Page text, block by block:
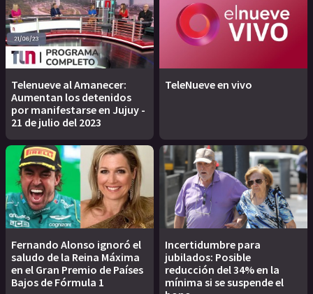
Telenueve al Amanecer:
Aumentan los detenidos
por manifestarse en Jujuy -
21 de julio del 2023
TeleNueve en vivo
Fernando Alonso ignoró el
saludo de la Reina Máxima
en el Gran Premio de Países
Bajos de Fórmula 1
Incertidumbre para
jubilados: Posible
reducción del 34% en la
mínima si se suspende el